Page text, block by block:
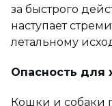
за быстрого
наступает
летальному
Опасность для
Кошки и собаки